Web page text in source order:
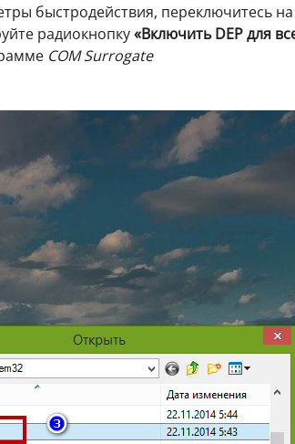
быстродействия, переключитесь на
радиокнопку«Включить DEP для
COM Surrogate